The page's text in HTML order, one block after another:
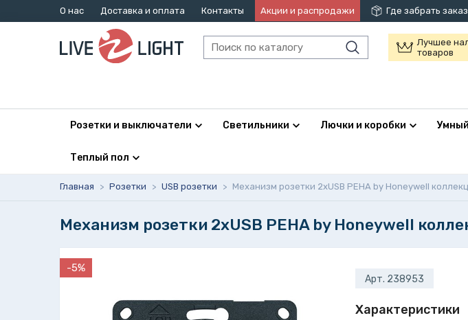
О нас Доставка и оплата Контакты Акции и распродажи Где забрать
Лучшее
товаров
Розетки и выключатели Светильники Лючки и коробки
Теплый пол
Главная > Розетки > USB розетки > Механизм розетки 2xUSB PEHA by Honeywell
Механизм розетки 2xUSB PEHA by Honeywell
-5%
Арт. 238953
Характеристики